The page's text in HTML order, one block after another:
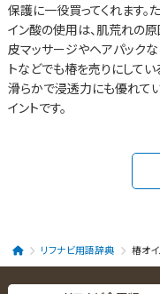
保護に一役買ってくれます。
イン酸の使用は、肌荒れの
皮マッサージやヘアパックな
トなどでも椿を売りにしてい
滑らかで浸透力にも優れて
イントです。
リフナビ用語辞典 椿オ